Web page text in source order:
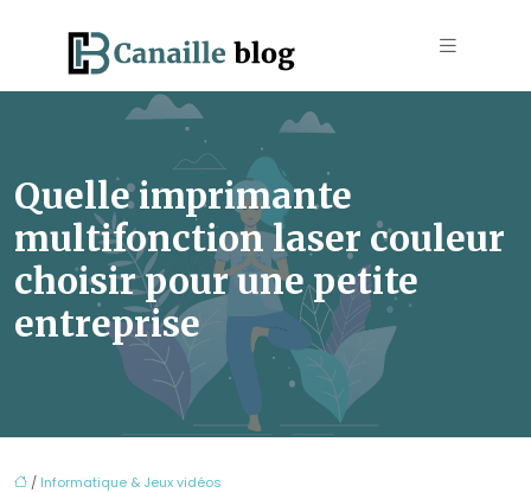
Quelle imprimante
multifonction laser couleur
choisir pour une petite
entreprise
/ Informatique & Jeux vidéos